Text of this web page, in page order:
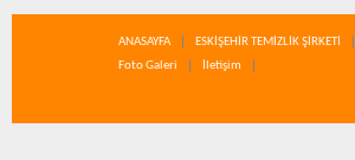
ANASAYFA ESKİŞEHİR TEMİZLİK ŞİRKETİ
Foto Galeri
İletişim